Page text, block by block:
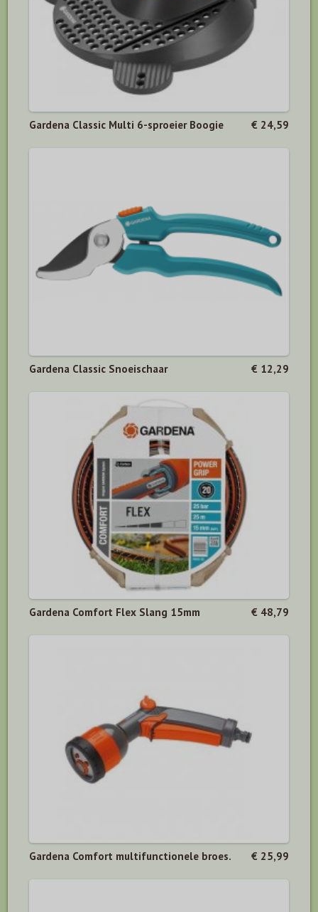
Gardena Classic Multi 6-sproeier Boogie € 24,59
Gardena Classic Snoeischaar € 12,29
Gardena Comfort Flex Slang 15mm € 48,79
Gardena Comfort multifunctionele broes. € 25,99